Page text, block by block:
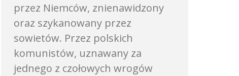
przez Niemców, znienawidzony
oraz szykanowany przez
sowietów. Przez polskich
komunistów, uznawany za
jednego z czołowych wrogów